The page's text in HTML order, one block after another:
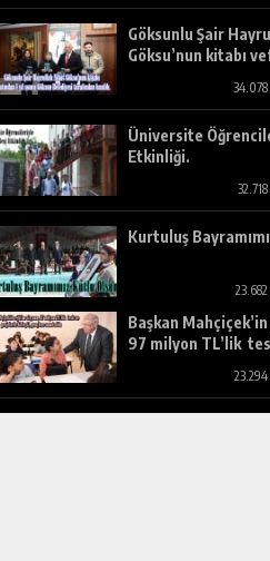
Göksunlu Şair
Göksu’nun kitabı
sonra Göksun
Üniversite
Etkinliği.
Kurtuluş
Başkan
97 milyon TL’lik